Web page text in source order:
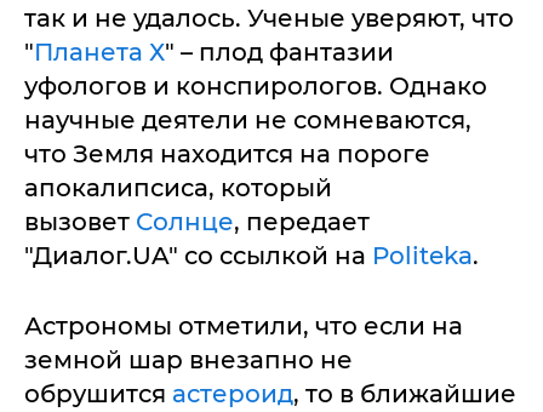
так и не удалось. Ученые уверяют, что
"Планета Х" – плод фантазии
уфологов и конспирологов. Однако
научные деятели не сомневаются,
что Земля находится на пороге
апокалипсиса, который
вызовет Солнце, передает
"Диалог.UA" со ссылкой на Politeka.
Астрономы отметили, что если на
земной шар внезапно не
обрушится астероид, то в ближайшие